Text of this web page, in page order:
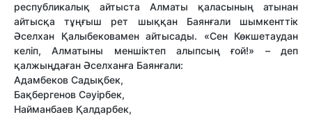
республикалық айтыста Алматы қаласының атынан
айтысқа тұңғыш рет шыққан Баянғали шымкенттік
Әселхан Қалыбековамен айтысады. «Сен Көкшетаудан
келіп, Алматыны меншіктеп алыпсың ғой!» – деп
қалжыңдаған Әселханға Баянғали:
Адамбеков Садықбек,
Бақбергенов Сәуірбек,
Найманбаев Қалдарбек,